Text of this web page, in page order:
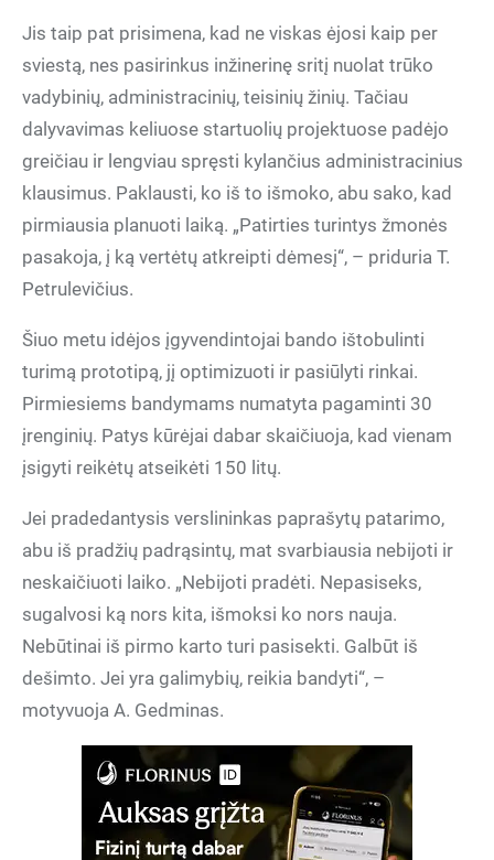
Jis taip pat prisimena, kad ne viskas ėjosi kaip per
sviestą, nes pasirinkus inžinerinę sritį nuolat trūko
vadybinių, administracinių, teisinių žinių. Tačiau
dalyvavimas keliuose startuolių projektuose padėjo
greičiau ir lengviau spręsti kylančius administracinius
klausimus. Paklausti, ko iš to išmoko, abu sako, kad
pirmiausia planuoti laiką. „Patirties turintys žmonės
pasakoja, į ką vertėtų atkreipti dėmesį“, – priduria T.
Petrulevičius.
Šiuo metu idėjos įgyvendintojai bando ištobulinti
turimą prototipą, jį optimizuoti ir pasiūlyti rinkai.
Pirmiesiems bandymams numatyta pagaminti 30
įrenginių. Patys kūrėjai dabar skaičiuoja, kad vienam
įsigyti reikėtų atseikėti 150 litų.
Jei pradedantysis verslininkas paprašytų patarimo,
abu iš pradžių padrąsintų, mat svarbiausia nebijoti ir
neskaičiuoti laiko. „Nebijoti pradėti. Nepasiseks,
sugalvosi ką nors kita, išmoksi ko nors nauja.
Nebūtinai iš pirmo karto turi pasisekti. Galbūt iš
dešimto. Jei yra galimybių, reikia bandyti“, –
motyvuoja A. Gedminas.